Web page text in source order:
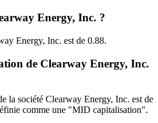
Energy, Inc. ?
Energy, Inc. est de 0.88.
de Clearway Energy, Inc.
la société Clearway Energy, Inc. est de
comme une "MID capitalisation".